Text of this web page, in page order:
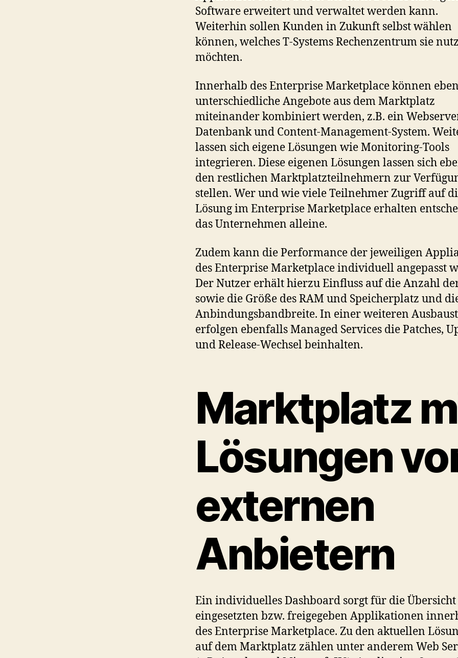
Software erweitert und verwaltet werden kann.
Weiterhin sollen Kunden in Zukunft selbst wählen
können, welches T-Systems Rechenzentrum sie
möchten.
Innerhalb des Enterprise Marketplace können
unterschiedliche Angebote aus dem Marktplatz
miteinander kombiniert werden, z.B. ein
Datenbank und Content-Management-System.
lassen sich eigene Lösungen wie Monitoring-Tools
integrieren. Diese eigenen Lösungen lassen sich
den restlichen Marktplatzteilnehmern zur
stellen. Wer und wie viele Teilnehmer Zugriff auf
Lösung im Enterprise Marketplace erhalten
das Unternehmen alleine.
Zudem kann die Performance der jeweiligen
des Enterprise Marketplace individuell angepasst
Der Nutzer erhält hierzu Einfluss auf die Anzahl
sowie die Größe des RAM und Speicherplatz und
Anbindungsbandbreite. In einer weiteren
erfolgen ebenfalls Managed Services die Patches,
und Release-Wechsel beinhalten.
Marktplatz
Lösungen
externen
Anbietern
Ein individuelles Dashboard sorgt für die
eingesetzten bzw. freigegeben Applikationen
des Enterprise Marketplace. Zu den aktuellen
auf dem Marktplatz zählen unter anderem Web